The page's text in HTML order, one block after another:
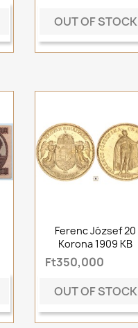
OUT OF STOCK
Ferenc József 20
Korona 1909 KB
Ft350,000
OUT OF STOCK